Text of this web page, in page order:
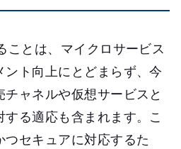
ことは、マイクロサービス
ト向上にとどまらず、今
ャネルや仮想サービスと
る適応も含まれます。こ
つセキュアに対応するた